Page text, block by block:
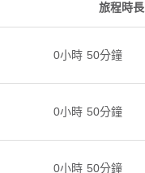
旅程時長
0小時 50分鐘
0小時 50分鐘
0小時 50分鐘